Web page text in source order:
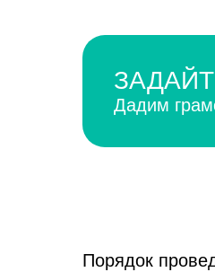
Дадим
Порядок